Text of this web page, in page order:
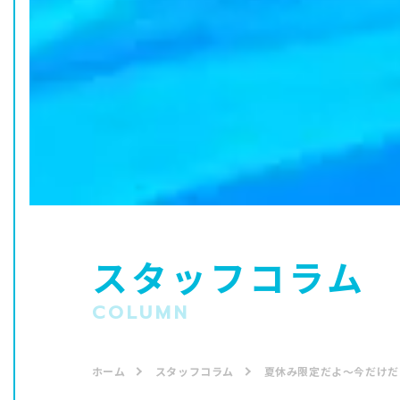
スタッフコラム
COLUMN
ホーム スタッフコラム 夏休み限定だよ〜今だけ